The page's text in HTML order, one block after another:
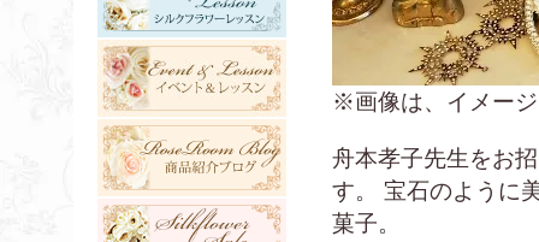
※画像は、イメー
舟本孝子先生をお
す。 宝石のように
菓子。